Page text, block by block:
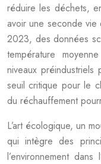
réduire les déchets,
avoir une seconde vie
2023, des données
température
niveaux préindustriels
seuil critique pour le
du réchauffement
L’art écologique, un
qui intègre des
l’environnement